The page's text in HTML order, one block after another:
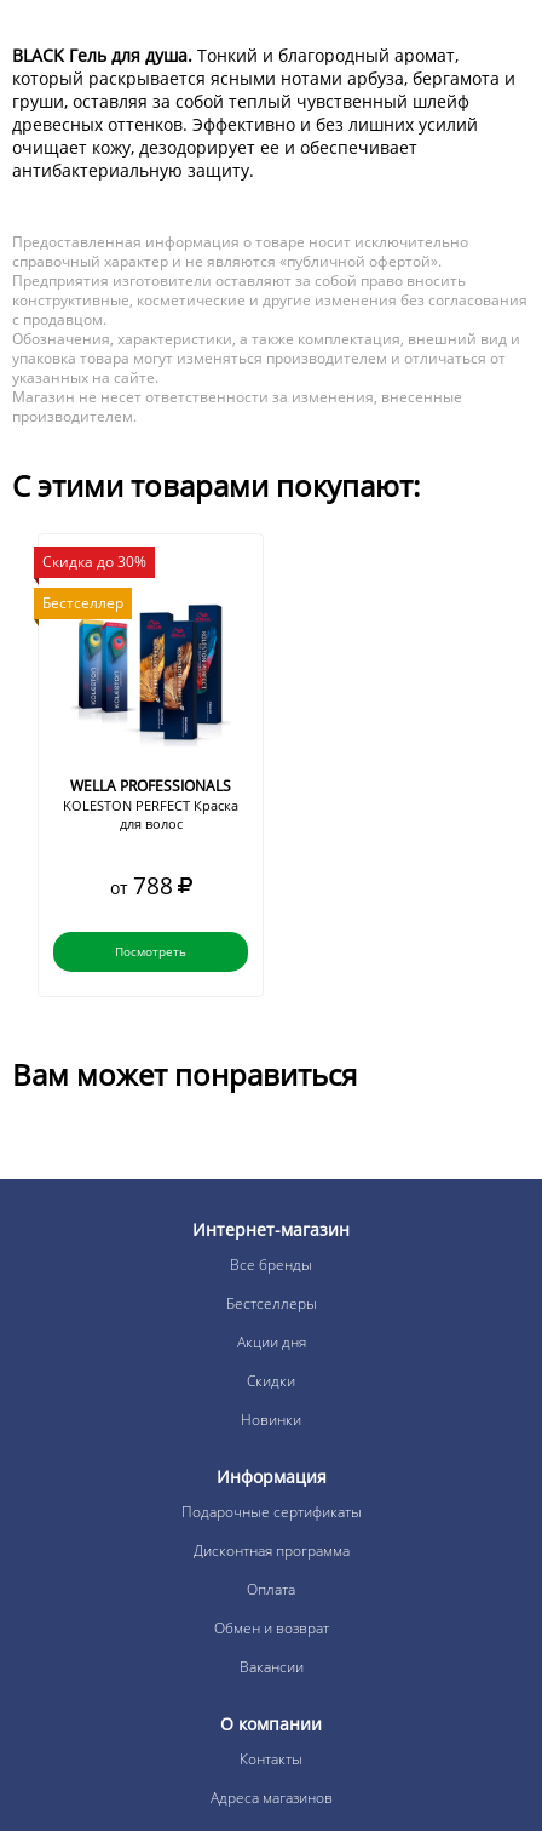
BLACK Гель для душа. Тонкий и благородный аромат,
который раскрывается ясными нотами арбуза, бергамота и
груши, оставляя за собой теплый чувственный шлейф
древесных оттенков. Эффективно и без лишних усилий
очищает кожу, дезодорирует ее и обеспечивает
антибактериальную защиту.
Предоставленная информация о товаре носит исключительно
справочный характер и не являются «публичной офертой».
Предприятия изготовители оставляют за собой право вносить
конструктивные, косметические и другие изменения без согласования
с продавцом.
Обозначения, характеристики, а также комплектация, внешний вид и
упаковка товара могут изменяться производителем и отличаться от
указанных на сайте.
Магазин не несет ответственности за изменения, внесенные
производителем.
С этими товарами покупают:
Скидка до 30%
Бестселлер
WELLA PROFESSIONALS
KOLESTON PERFECT Краска
для волос
от 788
Посмотреть
Вам может понравиться
Интернет-магазин
Все бренды
Бестселлеры
Акции дня
Скидки
Новинки
Информация
Подарочные сертификаты
Дисконтная программа
Оплата
Обмен и возврат
Вакансии
О компании
Контакты
Адреса магазинов